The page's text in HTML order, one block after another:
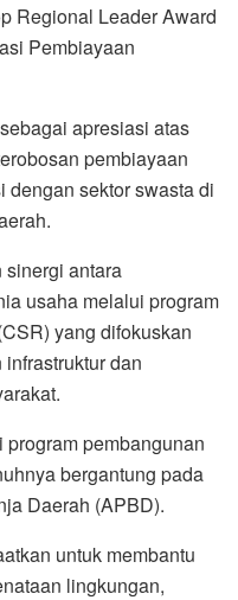
Regional Leader Award
Pembiayaan
apresiasi atas
pembiayaan
sektor swasta di
antara
usaha melalui program
yang difokuskan
dan
pembangunan
bergantung pada
Daerah (APBD).
untuk membantu
lingkungan,